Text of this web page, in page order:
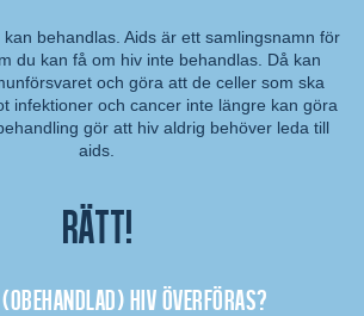
behandlas. Aids är ett samlingsnamn för
du kan få om hiv inte behandlas. Då kan
och göra att de celler som ska
infektioner och cancer inte längre kan göra
gör att hiv aldrig behöver leda till
aids.
Rätt!
hiv överföras?